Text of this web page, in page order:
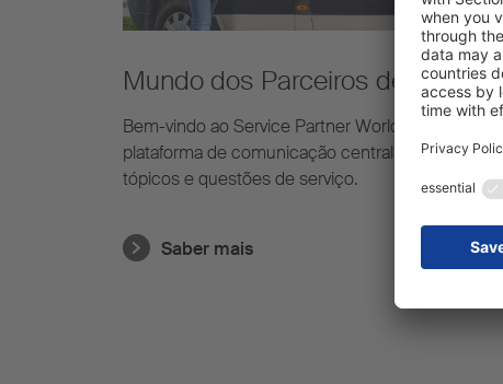
Mundo dos Parceiros de
Serviços
Bem-vindo ao Service Partner World, a nova
plataforma de comunicação central para todos os
tópicos e questões de serviço.
Saber mais